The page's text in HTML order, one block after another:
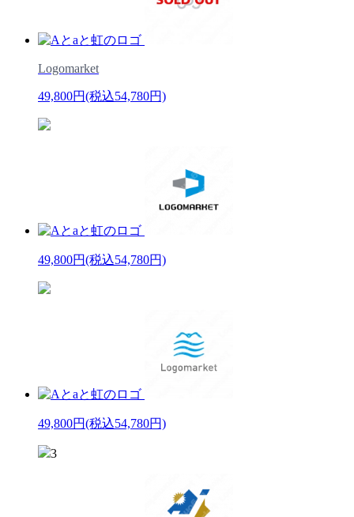
Logomarket
49,800円(税込54,780円)
49,800円(税込54,780円)
49,800円(税込54,780円)
3